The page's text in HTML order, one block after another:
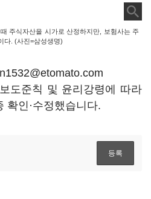
주식자산을 시가로 산정하지만, 보험사는 주
다. (사진=삼성생명)
도준칙 및 윤리강령에 따라
확인·수정했습니다.